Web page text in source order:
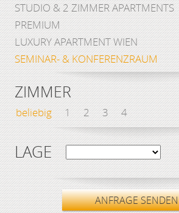
STUDIO & 2 ZIMMER APARTMENTS
PREMIUM
LUXURY APARTMENT WIEN
SEMINAR- & KONFERENZRAUM
ZIMMER
beliebig 1 2 3 4
LAGE
ANFRAGE SENDEN